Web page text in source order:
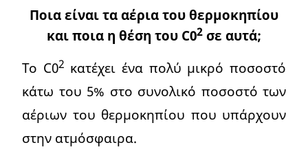
Ποια είναι τα αέρια του θερμοκηπίου
και ποια η θέση του C02 σε αυτά;
Το C02 κατέχει ένα πολύ μικρό ποσοστό
κάτω του 5% στο συνολικό ποσοστό των
αέριων του θερμοκηπίου που υπάρχουν
στην ατμόσφαιρα.